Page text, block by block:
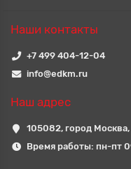
Наши контакты
+7 499 404-12-04
info@edkm.ru
Наш адрес
105082, город Москва,
Время работы: пн-пт